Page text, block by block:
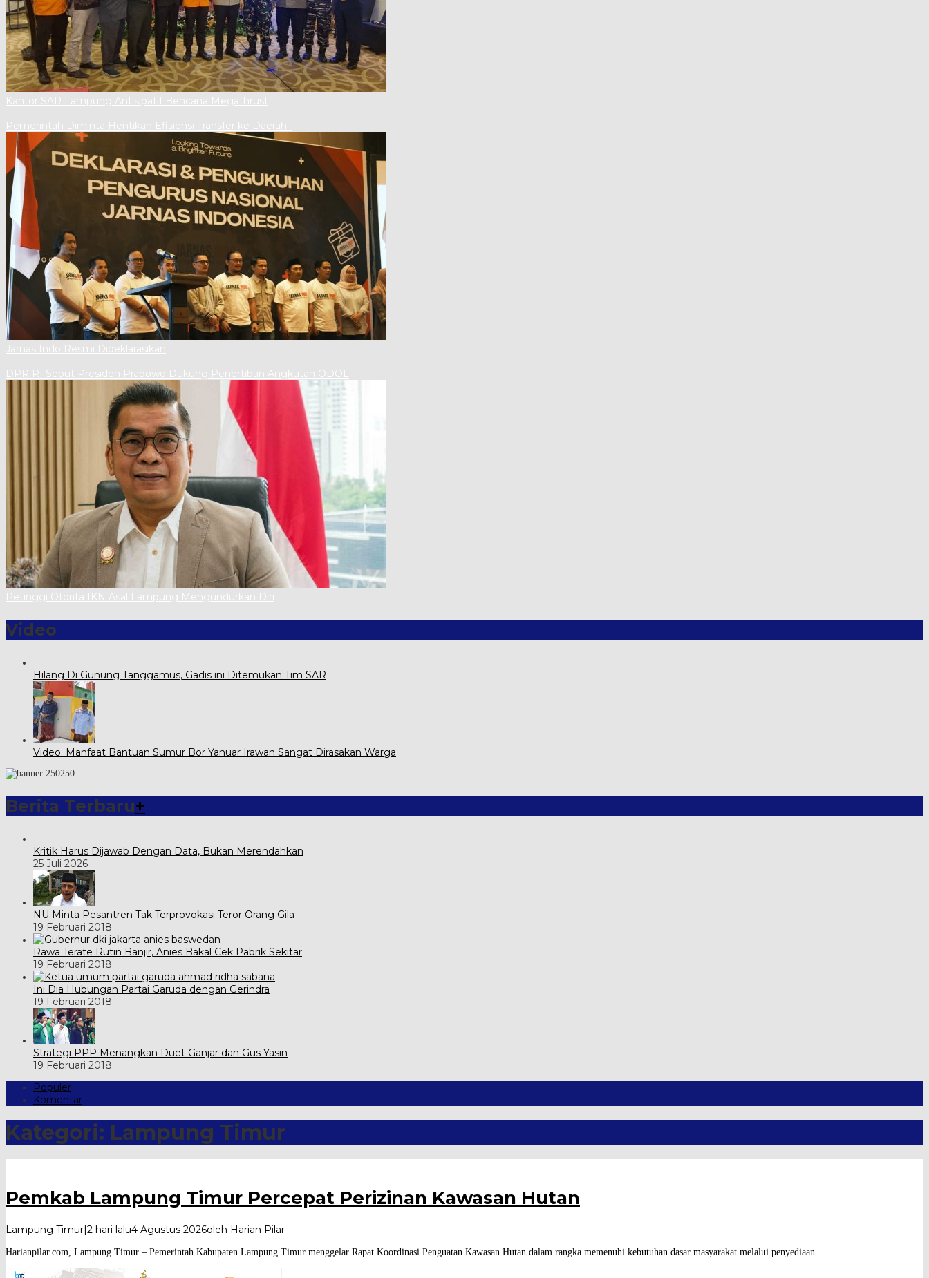
Kantor SAR Lampung Antisipatif Bencana Megathrust
Pemerintah Diminta Hentikan Efisiensi Transfer ke Daerah
Jarnas Indo Resmi Dideklarasikan
DPR RI Sebut Presiden Prabowo Dukung Penertiban Angkutan ODOL
Petinggi Otorita IKN Asal Lampung Mengundurkan Diri
Video
Hilang Di Gunung Tanggamus, Gadis ini Ditemukan Tim SAR
Video. Manfaat Bantuan Sumur Bor Yanuar Irawan Sangat Dirasakan Warga
Berita Terbaru+
Kritik Harus Dijawab Dengan Data, Bukan Merendahkan
25 Juli 2026
NU Minta Pesantren Tak Terprovokasi Teror Orang Gila
19 Februari 2018
Rawa Terate Rutin Banjir, Anies Bakal Cek Pabrik Sekitar
19 Februari 2018
Ini Dia Hubungan Partai Garuda dengan Gerindra
19 Februari 2018
Strategi PPP Menangkan Duet Ganjar dan Gus Yasin
19 Februari 2018
Populer
Komentar
Kategori: Lampung Timur
Pemkab Lampung Timur Percepat Perizinan Kawasan Hutan
Lampung Timur 2 hari lalu4 Agustus 2026oleh Harian Pilar
Harianpilar.com, Lampung Timur – Pemerintah Kabupaten Lampung Timur menggelar Rapat Koordinasi Penguatan Kawasan Hutan dalam rangka memenuhi kebutuhan dasar masyarakat melalui penyediaan